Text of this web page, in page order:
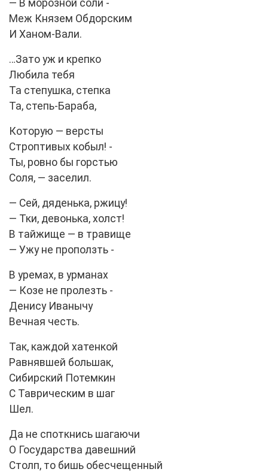
— В морозной соли -
Меж Князем Обдорским
И Ханом-Вали.
…Зато уж и крепко
Любила тебя
Та степушка, степка
Та, степь-Бараба,
Которую — версты
Строптивых кобыл! -
Ты, ровно бы горстью
Соля, — заселил.
— Сей, дяденька, ржицу!
— Тки, девонька, холст!
В тайжище — в травище
— Ужу не проползть -
В уремах, в урманах
— Козе не пролезть -
Денису Иванычу
Вечная честь.
Так, каждой хатенкой
Равнявшей большак,
Сибирский Потемкин
С Таврическим в шаг
Шел.
Да не споткнись шагаючи
О Государства давешний
Столп, то бишь обесчещенный